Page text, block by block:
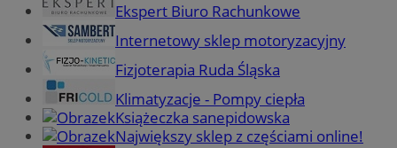
Ekspert Biuro Rachunkowe
Internetowy sklep motoryzacyjny
Fizjoterapia Ruda Śląska
Klimatyzacje - Pompy ciepła
Książeczka sanepidowska
Największy sklep z częściami online!